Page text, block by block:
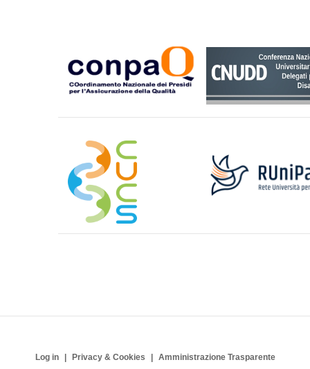
Log in Privacy & Cookies Amministrazione Trasparente